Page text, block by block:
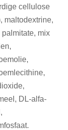
cellulose
maltodextrine,
mix
DL-alfa-